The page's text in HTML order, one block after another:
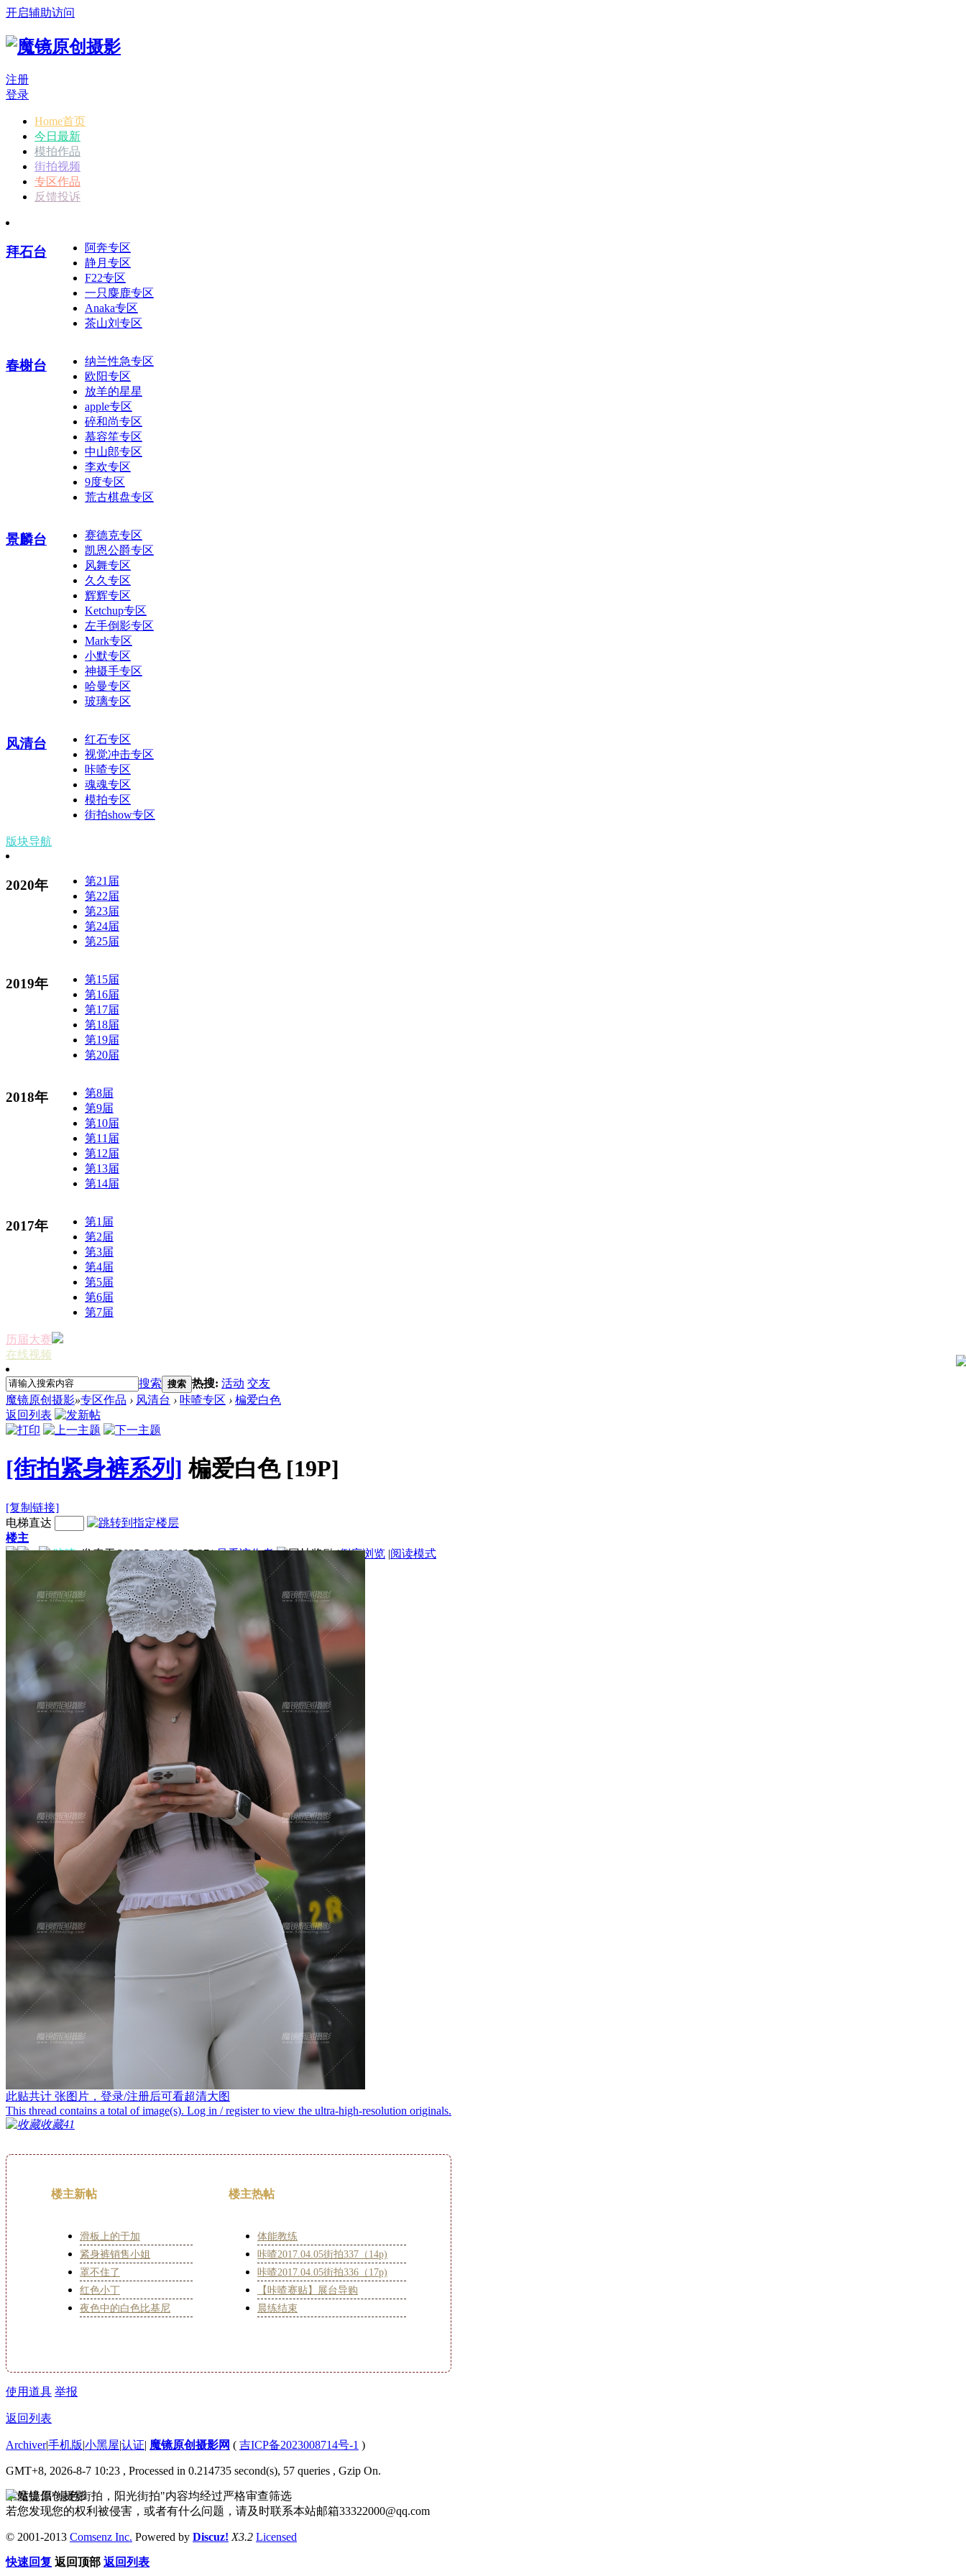
开启辅助访问
注册
登录
Home首页
今日最新
模拍作品
街拍视频
专区作品
反馈投诉
拜石台
阿奔专区
静月专区
F22专区
一只麋鹿专区
Anaka专区
茶山刘专区
春榭台
纳兰性急专区
欧阳专区
放羊的星星
apple专区
碎和尚专区
慕容笙专区
中山郎专区
李欢专区
9度专区
荒古棋盘专区
景麟台
赛德克专区
凯恩公爵专区
风舞专区
久久专区
辉辉专区
Ketchup专区
左手倒影专区
Mark专区
小默专区
神摄手专区
哈曼专区
玻璃专区
风清台
红石专区
视觉冲击专区
咔喳专区
魂魂专区
模拍专区
街拍show专区
版块导航
2020年
第21届
第22届
第23届
第24届
第25届
2019年
第15届
第16届
第17届
第18届
第19届
第20届
2018年
第8届
第9届
第10届
第11届
第12届
第13届
第14届
2017年
第1届
第2届
第3届
第4届
第5届
第6届
第7届
历届大赛
在线视频
搜索 搜索 热搜: 活动 交友
魔镜原创摄影»专区作品 › 风清台 › 咔喳专区 › 楄爱白色
返回列表
[街拍紧身裤系列] 楄爱白色 [19P]
[复制链接]
电梯直达
楼主
咔喳 发表于 2025-5-13 01:55:37 | 只看该作者 |倒序浏览 |阅读模式
此贴共计 张图片，登录/注册后可看超清大图
This thread contains a total ofimage(s). Log in / register to view the ultra-high-resolution originals.
收藏41
楼主新帖
滑板上的于加
紧身裤销售小姐
罩不住了
红色小丁
夜色中的白色比基尼
楼主热帖
体能教练
咔喳2017.04.05街拍337（14p)
咔喳2017.04.05街拍336（17p)
【咔喳赛贴】展台导购
晨练结束
使用道具 举报
返回列表
Archiver|手机版|小黑屋|认证| 魔镜原创摄影网 ( 吉ICP备2023008714号-1 )
GMT+8, 2026-8-7 10:23 , Processed in 0.214735 second(s), 57 queries , Gzip On.
本站提倡"绿色街拍，阳光街拍"内容均经过严格审查筛选
若您发现您的权利被侵害，或者有什么问题，请及时联系本站邮箱33322000@qq.com
© 2001-2013 Comsenz Inc. Powered by Discuz! X3.2 Licensed
快速回复 返回顶部 返回列表